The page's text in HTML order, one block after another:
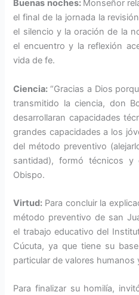
Buenas noches: Monseñor
el final de la jornada la
el silencio y la oración de la
el encuentro y la reflexión
vida de fe.
Ciencia:“Gracias a Dios
transmitido la ciencia, don
desarrollaran capacidades
grandes capacidades a los
del método preventivo
santidad), formó técnicos y
Obispo.
Virtud: Para concluir la
método preventivo de san
el trabajo educativo del
Cúcuta, ya que tiene su
particular de valores humanos
Para finalizar su homilía,